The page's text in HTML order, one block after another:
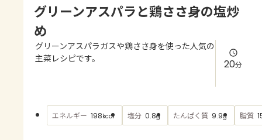
お買い物
グリーンアスパラと鶏ささ身の塩炒
め
グリーンアスパラガスや鶏ささ身を使った人気の
主菜レシピです。
20分
エネルギー 198kcal 塩分 0.8g たんぱく質 9.9g 脂質